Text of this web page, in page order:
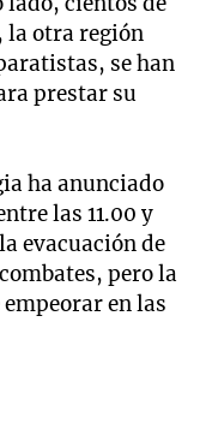
la otra región
se han
prestar su
ha anunciado
las 11.00 y
evacuación de
pero la
en las